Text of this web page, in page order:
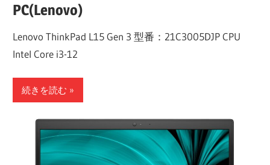
PC(Lenovo)
Lenovo ThinkPad L15 Gen 3 型番：21C3005DJP CPU
Intel Core i3-12
続きを読む